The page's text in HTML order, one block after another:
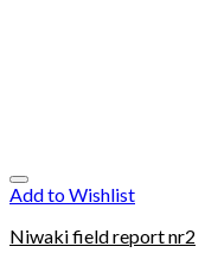
Add to Wishlist
Niwaki field report nr2